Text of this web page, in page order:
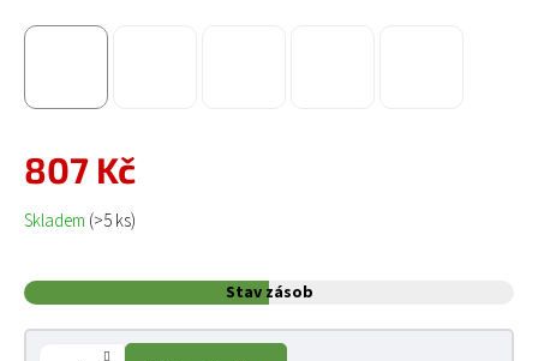
807 Kč
Měrná cena:
Skladem (>5 ks)
Stav zásob